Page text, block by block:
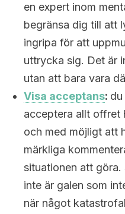
en expert inom
begränsa dig till att
ingripa för att
uttrycka sig. Det är
utan att bara vara
Visa acceptans:
acceptera allt offret
och med möjligt att
märkliga
situationen att göra.
inte är galen som
när något